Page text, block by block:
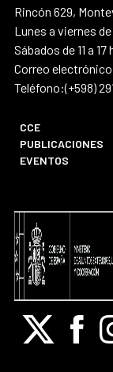
Rincón 629,
Lunes a viernes de
Sábados de 11 a 17
Correo
Teléfono:(+598)
CCE
PUBLICACIONES
EVENTOS
X